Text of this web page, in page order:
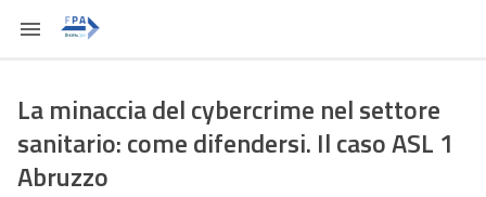
La minaccia del cybercrime nel settore
sanitario: come difendersi. Il caso ASL 1
Abruzzo